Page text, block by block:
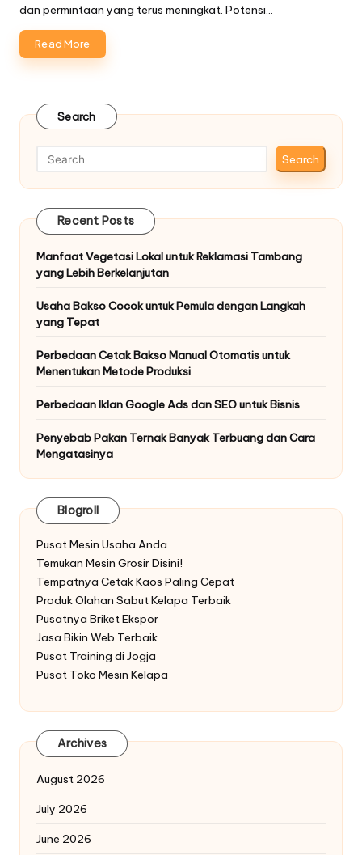
dan permintaan yang terus meningkat. Potensi…
Read More
Search
Search
Recent Posts
Manfaat Vegetasi Lokal untuk Reklamasi Tambang
yang Lebih Berkelanjutan
Usaha Bakso Cocok untuk Pemula dengan Langkah
yang Tepat
Perbedaan Cetak Bakso Manual Otomatis untuk
Menentukan Metode Produksi
Perbedaan Iklan Google Ads dan SEO untuk Bisnis
Penyebab Pakan Ternak Banyak Terbuang dan Cara
Mengatasinya
Blogroll
Pusat Mesin Usaha Anda
Temukan Mesin Grosir Disini!
Tempatnya Cetak Kaos Paling Cepat
Produk Olahan Sabut Kelapa Terbaik
Pusatnya Briket Ekspor
Jasa Bikin Web Terbaik
Pusat Training di Jogja
Pusat Toko Mesin Kelapa
Archives
August 2026
July 2026
June 2026